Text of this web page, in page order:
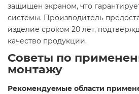
защищен экраном, что
системы. Производитель
изделие сроком 20 лет,
качество продукции.​
Советы по
монтажу
Рекомендуемые области